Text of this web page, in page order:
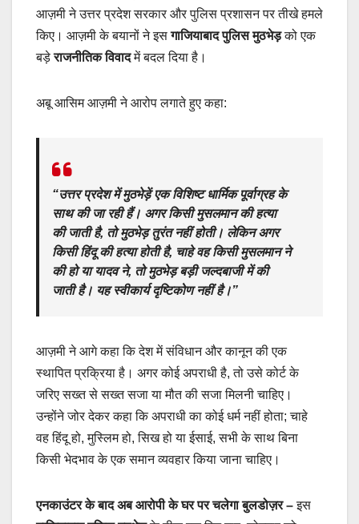
आज़मी ने उत्तर प्रदेश सरकार और पुलिस प्रशासन पर तीखे हमले
किए। आज़मी के बयानों ने इसगाजियाबाद पुलिस मुठभेड़को एक
बड़ेराजनीतिक विवादमें बदल दिया है।
अबू आसिम आज़मी ने आरोप लगाते हुए कहा:
“उत्तर प्रदेश में मुठभेड़ें एक विशिष्ट धार्मिक पूर्वाग्रह के
साथ की जा रही हैं। अगर किसी मुसलमान की हत्या
की जाती है, तो मुठभेड़ तुरंत नहीं होती। लेकिन अगर
किसी हिंदू की हत्या होती है, चाहे वह किसी मुसलमान ने
की हो या यादव ने, तो मुठभेड़ बड़ी जल्दबाजी में की
जाती है। यह स्वीकार्य दृष्टिकोण नहीं है।”
आज़मी ने आगे कहा कि देश में संविधान और कानून की एक
स्थापित प्रक्रिया है। अगर कोई अपराधी है, तो उसे कोर्ट के
जरिए सख्त से सख्त सजा या मौत की सजा मिलनी चाहिए।
उन्होंने जोर देकर कहा कि अपराधी का कोई धर्म नहीं होता; चाहे
वह हिंदू हो, मुस्लिम हो, सिख हो या ईसाई, सभी के साथ बिना
किसी भेदभाव के एक समान व्यवहार किया जाना चाहिए।
एनकाउंटर के बाद अब आरोपी के घर पर चलेगा बुलडोज़र –इस